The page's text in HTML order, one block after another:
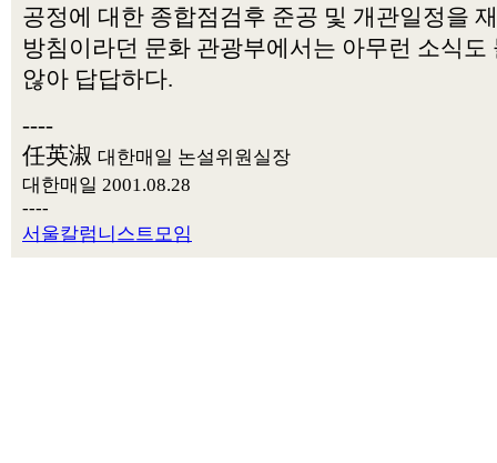
공정에 대한 종합점검후 준공 및 개관일정을
방침이라던 문화 관광부에서는 아무런 소식도
않아 답답하다.
----
任英淑 대한매일 논설위원실장
대한매일 2001.08.28
----
서울칼럼니스트모임